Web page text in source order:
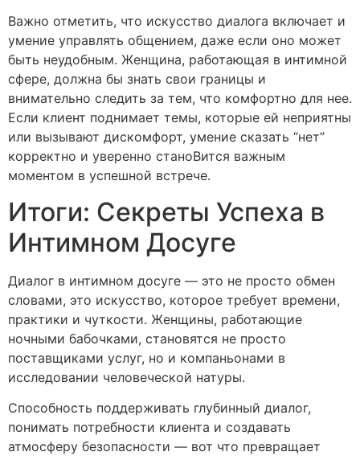
Важно отметить, что искусство диалога включает и
умение управлять общением, даже если оно может
быть неудобным. Женщина, работающая в интимной
сфере, должна бы знать свои границы и
внимательно следить за тем, что комфортно для нее.
Если клиент поднимает темы, которые ей неприятны
или вызывают дискомфорт, умение сказать “нет”
корректно и уверенно станоВится важным
моментом в успешной встрече.
Итоги: Секреты Успеха в
Интимном Досуге
Диалог в интимном досуге — это не просто обмен
словами, это искусство, которое требует времени,
практики и чуткости. Женщины, работающие
ночными бабочками, становятся не просто
поставщиками услуг, но и компаньонами в
исследовании человеческой натуры.
Способность поддерживать глубинный диалог,
понимать потребности клиента и создавать
атмосферу безопасности — вот что превращает